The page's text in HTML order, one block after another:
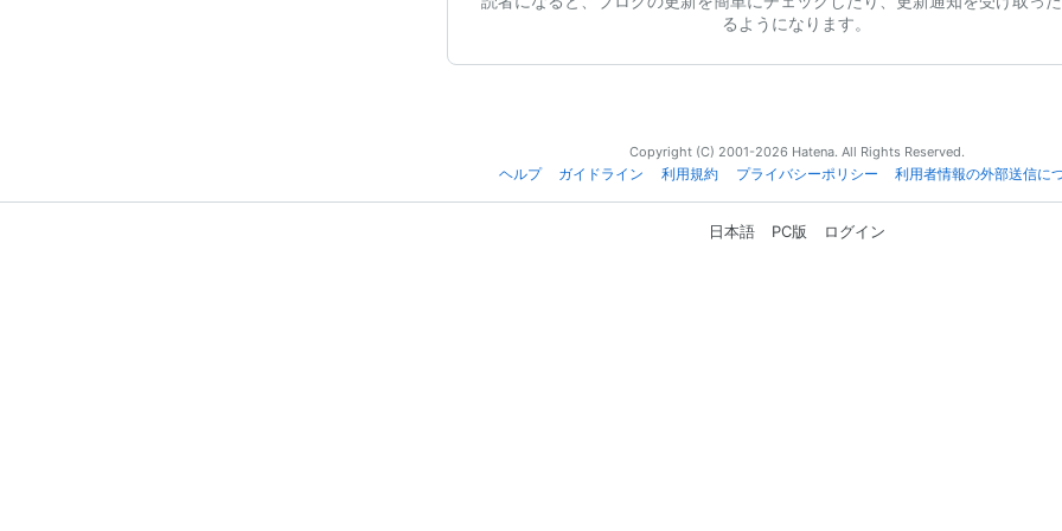
るようになります。
Copyright (C) 2001-2026 Hatena. All Rights Reserved.
ヘルプ
ガイドライン 利用規約 プライバシーポリシー 利用者情報の外部送信に
日本語 PC版 ログイン